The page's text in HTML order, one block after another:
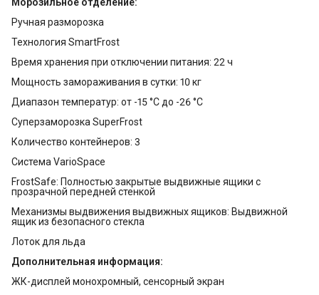
Морозильное отделение:
Ручная разморозка
Технология SmartFrost
Время хранения при отключении питания: 22 ч
Мощность замораживания в сутки: 10 кг
Диапазон температур: от -15 °C до -26 °C
Суперзаморозка SuperFrost
Количество контейнеров: 3
Система VarioSpace
FrostSafe: Полностью закрытые выдвижные ящики с
прозрачной передней стенкой
Механизмы выдвижения выдвижных ящиков: Выдвижной
ящик из безопасного стекла
Лоток для льда
Дополнительная информация:
ЖК-дисплей монохромный, сенсорный экран